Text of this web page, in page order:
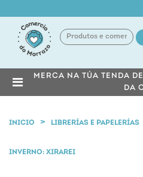
MERCA NA TÚA TENDA
DA
INICIO LIBRERÍAS E PAPELERÍAS
INVERNO: XIRAREI